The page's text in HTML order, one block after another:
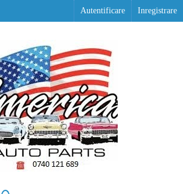
Autentificare Inregistrare